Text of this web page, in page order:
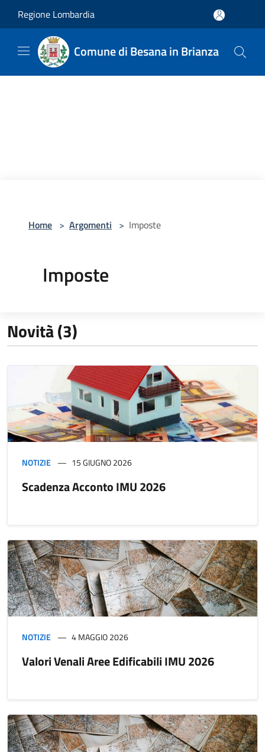
Regione Lombardia
Comune di Besana in Brianza
Home > Argomenti > Imposte
Imposte
Novità (3)
NOTIZIE 15 GIUGNO 2026
Scadenza Acconto IMU 2026
NOTIZIE 4 MAGGIO 2026
Valori Venali Aree Edificabili IMU 2026